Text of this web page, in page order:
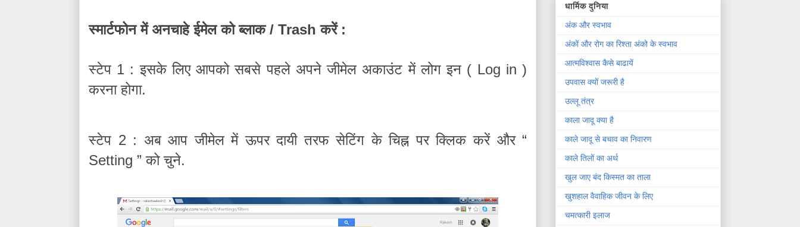
स्मार्टफोन में अनचाहे ईमेल को ब्लाक/ Trash करें:
स्टेप 1 :इसके लिए आपको सबसे पहले अपने जीमेल अकाउंट में लोग इन ( Log in)
करना होगा.
स्टेप 2 : अब आप जीमेल में ऊपर दायी तरफ सेटिंग के चिह्न पर क्लिक करें और“
Setting ”को चुने.
धार्मिक दुनिया
अंक और स्वभाव
अंकों और रोग का रिश्ता अंको के स्वभाव
आत्मविश्वास कैसे बाढायें
उपवास क्यों जरूरी है
उल्लू तंत्र
काला जादू क्या है
काले जादू से बचाव का निवारण
काले तिलों का अर्थ
खुल जाए बंद किस्मत का ताला
खुशहाल वैवाहिक जीवन के लिए
चमत्कारी इलाज